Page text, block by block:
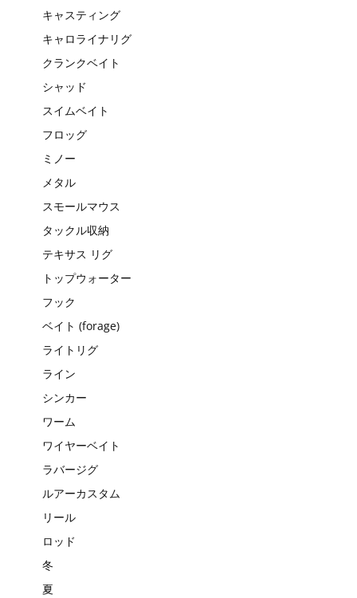
キャスティング
キャロライナリグ
クランクベイト
シャッド
スイムベイト
フロッグ
ミノー
メタル
スモールマウス
タックル収納
テキサス リグ
トップウォーター
フック
ベイト (forage)
ライトリグ
ライン
シンカー
ワーム
ワイヤーベイト
ラバージグ
ルアーカスタム
リール
ロッド
冬
夏